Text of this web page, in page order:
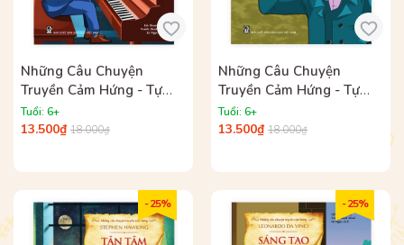
Những Câu Chuyện
Truyền Cảm Hứng - Tự
Trọng
Tuổi: 6+
13.500₫ 18.000₫
Những Câu Chuyện
Truyền Cảm Hứng - Tự
Tin
Tuổi: 6+
13.500₫ 18.000₫
- 25% - 25%